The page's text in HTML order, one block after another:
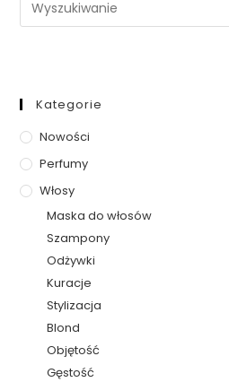
Kategorie
Nowości
Perfumy
Włosy
Maska do włosów
Szampony
Odżywki
Kuracje
Stylizacja
Blond
Objętość
Gęstość